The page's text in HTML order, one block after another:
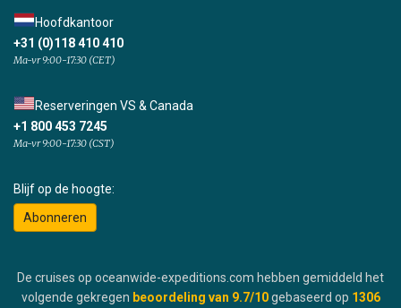
Hoofdkantoor
+31 (0)118 410 410
Ma-vr 9:00-17:30 (CET)
Reserveringen VS & Canada
+1 800 453 7245
Ma-vr 9:00-17:30 (CST)
Blijf op de hoogte:
Abonneren
De cruises op oceanwide-expeditions.com hebben gemiddeld het
volgende gekregen beoordeling van 9.7/10 gebaseerd op 1306